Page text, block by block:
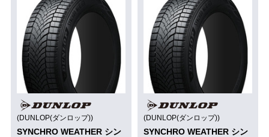
(DUNLOP(ダンロップ))
SYNCHRO WEATHER シン
(DUNLOP(ダンロップ))
SYNCHRO WEATHER シン